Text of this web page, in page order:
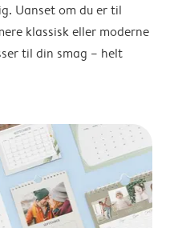
Uanset om du er til
klassisk eller moderne
til din smag – helt